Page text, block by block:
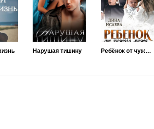
Нарушая тишину Ребёнок от чужого мужа